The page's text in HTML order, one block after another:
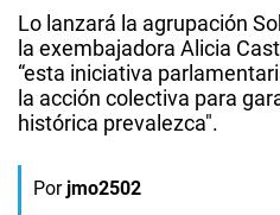
Lo lanzará la agrupación
la exembajadora Alicia
“esta iniciativa
la acción colectiva para
histórica prevalezca".
Por jmo2502